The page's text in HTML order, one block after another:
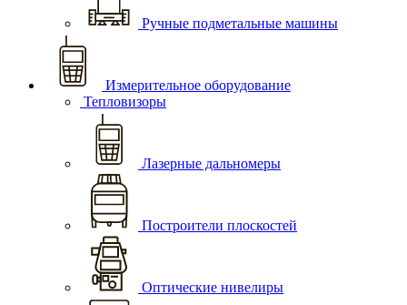
Ручные подметальные машины
Измерительное оборудование
Тепловизоры
Лазерные дальномеры
Построители плоскостей
Оптические нивелиры